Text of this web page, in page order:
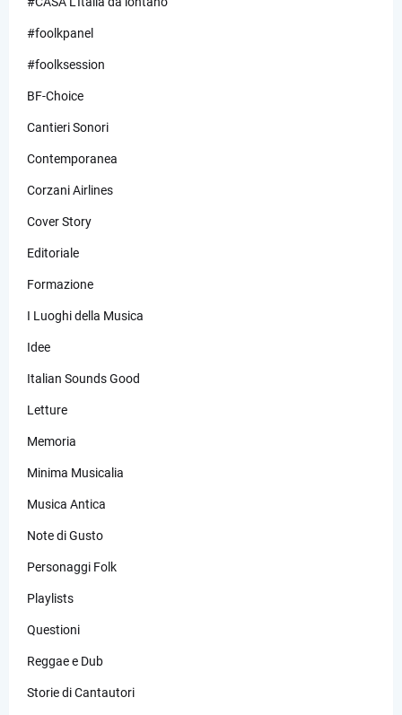
#foolkpanel
#foolksession
BF-Choice
Cantieri Sonori
Contemporanea
Corzani Airlines
Cover Story
Editoriale
Formazione
I Luoghi della Musica
Idee
Italian Sounds Good
Letture
Memoria
Minima Musicalia
Musica Antica
Note di Gusto
Personaggi Folk
Playlists
Questioni
Reggae e Dub
Storie di Cantautori